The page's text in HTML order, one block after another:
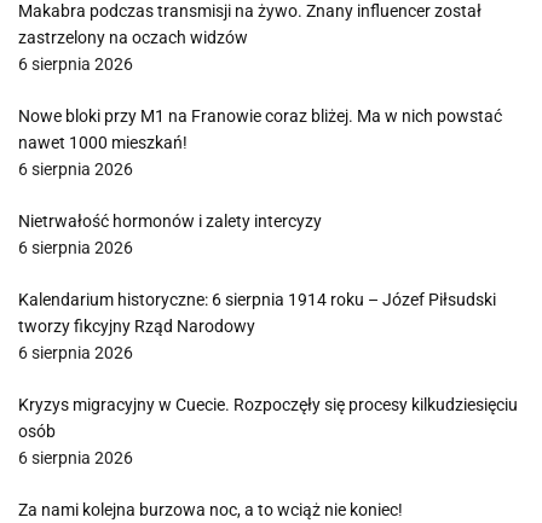
Makabra podczas transmisji na żywo. Znany influencer został
zastrzelony na oczach widzów
6 sierpnia 2026
Nowe bloki przy M1 na Franowie coraz bliżej. Ma w nich powstać
nawet 1000 mieszkań!
6 sierpnia 2026
Nietrwałość hormonów i zalety intercyzy
6 sierpnia 2026
Kalendarium historyczne: 6 sierpnia 1914 roku – Józef Piłsudski
tworzy fikcyjny Rząd Narodowy
6 sierpnia 2026
Kryzys migracyjny w Cuecie. Rozpoczęły się procesy kilkudziesięciu
osób
6 sierpnia 2026
Za nami kolejna burzowa noc, a to wciąż nie koniec!